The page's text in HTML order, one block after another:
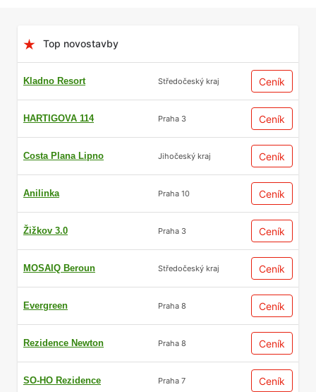
Top novostavby
Kladno Resort Středočeský kraj Ceník
HARTIGOVA 114 Praha 3 Ceník
Costa Plana Lipno Jihočeský kraj Ceník
Anilinka Praha 10 Ceník
Žižkov 3.0 Praha 3 Ceník
MOSAIQ Beroun Středočeský kraj Ceník
Evergreen Praha 8 Ceník
Rezidence Newton Praha 8 Ceník
SO-HO Rezidence Praha 7 Ceník